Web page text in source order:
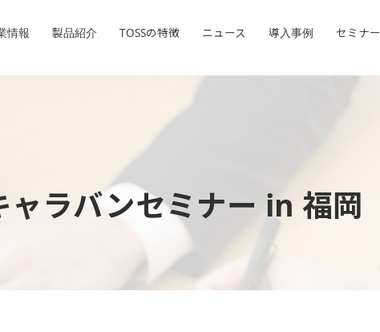
情報
情報 製品紹介
製品紹介 TOSSの特徴
TOSSの特徴 ニュース
ニュース 導入事例
導入事例 セミナー
セミナー
ャラバンセミナー in 福岡